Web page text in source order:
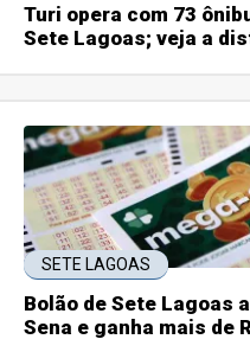
Turi opera com 73
Sete Lagoas; veja a
SETE LAGOAS
Bolão de Sete Lagoas
Sena e ganha mais de